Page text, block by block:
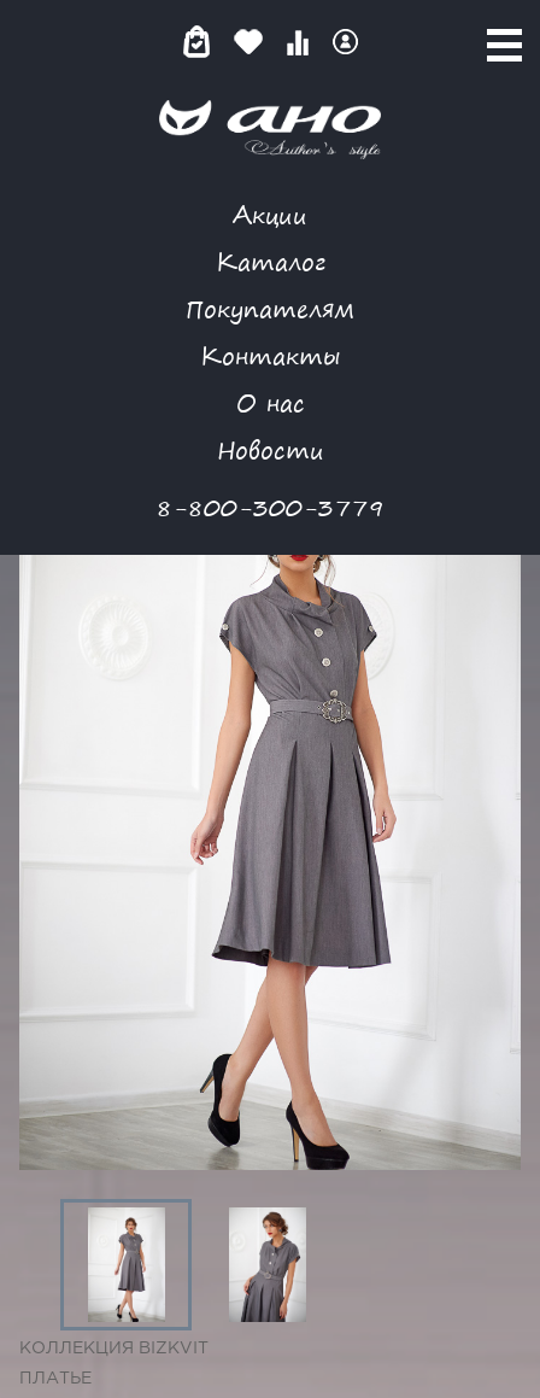
Акции
Каталог
Покупателям
Контакты
О нас
Новости
8-800-300-3779
БУЛЬВАР КАПУЦИНОК
КОЛЛЕКЦИЯ BIZKVIT
ПЛАТЬЕ